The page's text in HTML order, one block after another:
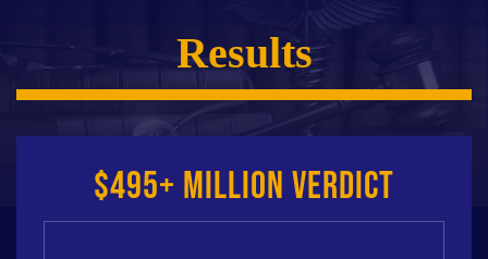
Results
$495+ Million Verdict